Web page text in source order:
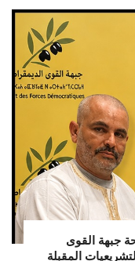
جبهة القوى
المقبلة